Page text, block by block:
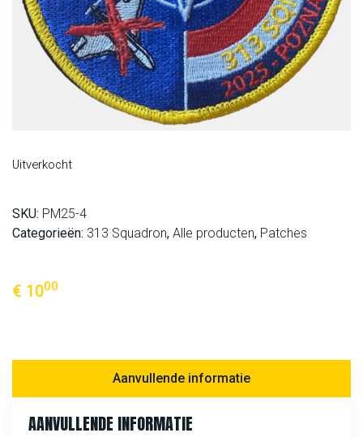
€ 1000
Uitverkocht
SKU: PM25-4
Categorieën: 313 Squadron, Alle producten, Patches
Aanvullende informatie
AANVULLENDE INFORMATIE